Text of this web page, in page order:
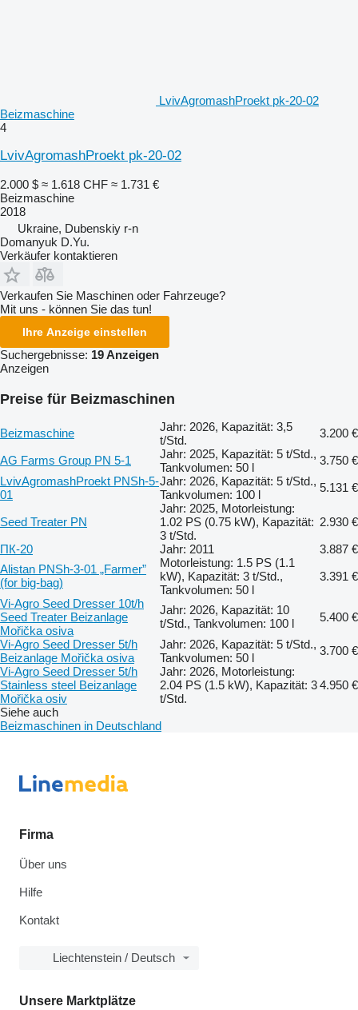
LvivAgromashProekt pk-20-02
Beizmaschine
4
LvivAgromashProekt pk-20-02
2.000 $ ≈ 1.618 CHF ≈ 1.731 €
Beizmaschine
2018
Ukraine, Dubenskiy r-n
Domanyuk D.Yu.
Verkäufer kontaktieren
Verkaufen Sie Maschinen oder Fahrzeuge?
Mit uns - können Sie das tun!
Ihre Anzeige einstellen
Suchergebnisse: 19 Anzeigen
Anzeigen
Preise für Beizmaschinen
Beizmaschine
Jahr: 2026, Kapazität: 3,5
t/Std.
3.200 €
AG Farms Group PN 5-1
Jahr: 2025, Kapazität: 5 t/Std.,
Tankvolumen: 50 l
3.750 €
LvivAgromashProekt PNSh-5-
01
Jahr: 2026, Kapazität: 5 t/Std.,
Tankvolumen: 100 l
5.131 €
Seed Treater PN
Jahr: 2025, Motorleistung:
1.02 PS (0.75 kW), Kapazität:
3 t/Std.
2.930 €
ПК-20
Jahr: 2011
3.887 €
Alistan PNSh-3-01 „Farmer”
(for big-bag)
Motorleistung: 1.5 PS (1.1
kW), Kapazität: 3 t/Std.,
Tankvolumen: 50 l
3.391 €
Vi-Agro Seed Dresser 10t/h
Seed Treater Beizanlage
Mořička osiva
Jahr: 2026, Kapazität: 10
t/Std., Tankvolumen: 100 l
5.400 €
Vi-Agro Seed Dresser 5t/h
Beizanlage Mořička osiva
Jahr: 2026, Kapazität: 5 t/Std.,
Tankvolumen: 50 l
3.700 €
Vi-Agro Seed Dresser 5t/h
Stainless steel Beizanlage
Mořička osiv
Jahr: 2026, Motorleistung:
2.04 PS (1.5 kW), Kapazität: 3
t/Std.
4.950 €
Siehe auch
Beizmaschinen in Deutschland
Firma
Über uns
Hilfe
Kontakt
Liechtenstein / Deutsch
Unsere Marktplätze